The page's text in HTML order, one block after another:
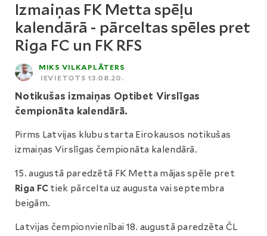
Izmaiņas FK Metta spēļu
kalendārā - pārceltas spēles pret
Riga FC un FK RFS
MIKS VILKAPLĀTERS
IEVIETOTS 13.08.20.
Notikušas izmaiņas Optibet Virslīgas
čempionāta kalendārā.
Pirms Latvijas klubu starta Eirokausos notikušas
izmaiņas Virslīgas čempionāta kalendārā.
15. augustā paredzētā FK Metta mājas spēle pret
Riga FC tiek pārcelta uz augusta vai septembra
beigām.
Latvijas čempionvienībai 18. augustā paredzēta ČL